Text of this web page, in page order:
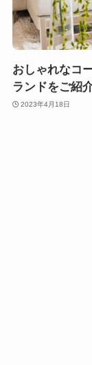
おしゃれなコ
ランドをご紹
2023年4月18日